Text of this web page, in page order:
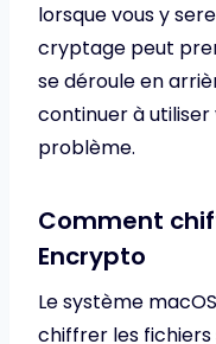
lorsque vous y
cryptage peut
se déroule en
continuer à
problème.
Comment
Encrypto
Le système
chiffrer les